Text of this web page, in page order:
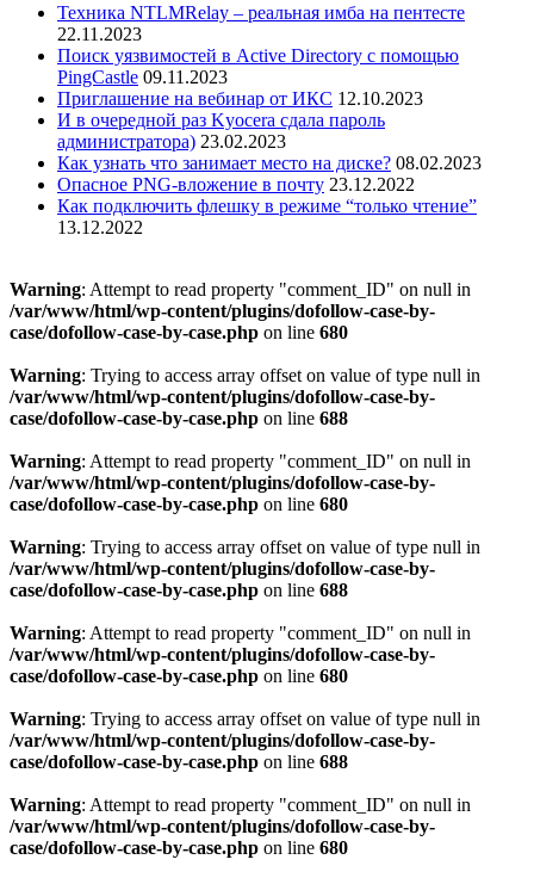
Техника NTLMRelay – реальная имба на пентесте
22.11.2023
Поиск уязвимостей в Active Directory с помощью
PingCastle 09.11.2023
Приглашение на вебинар от ИКС 12.10.2023
И в очередной раз Kyocera сдала пароль
администратора) 23.02.2023
Как узнать что занимает место на диске? 08.02.2023
Опасное PNG-вложение в почту 23.12.2022
Как подключить флешку в режиме “только чтение”
13.12.2022
Warning: Attempt to read property "comment_ID" on null in
/var/www/html/wp-content/plugins/dofollow-case-by-
case/dofollow-case-by-case.php on line 680
Warning: Trying to access array offset on value of type null in
/var/www/html/wp-content/plugins/dofollow-case-by-
case/dofollow-case-by-case.php on line 688
Warning: Attempt to read property "comment_ID" on null in
/var/www/html/wp-content/plugins/dofollow-case-by-
case/dofollow-case-by-case.php on line 680
Warning: Trying to access array offset on value of type null in
/var/www/html/wp-content/plugins/dofollow-case-by-
case/dofollow-case-by-case.php on line 688
Warning: Attempt to read property "comment_ID" on null in
/var/www/html/wp-content/plugins/dofollow-case-by-
case/dofollow-case-by-case.php on line 680
Warning: Trying to access array offset on value of type null in
/var/www/html/wp-content/plugins/dofollow-case-by-
case/dofollow-case-by-case.php on line 688
Warning: Attempt to read property "comment_ID" on null in
/var/www/html/wp-content/plugins/dofollow-case-by-
case/dofollow-case-by-case.php on line 680